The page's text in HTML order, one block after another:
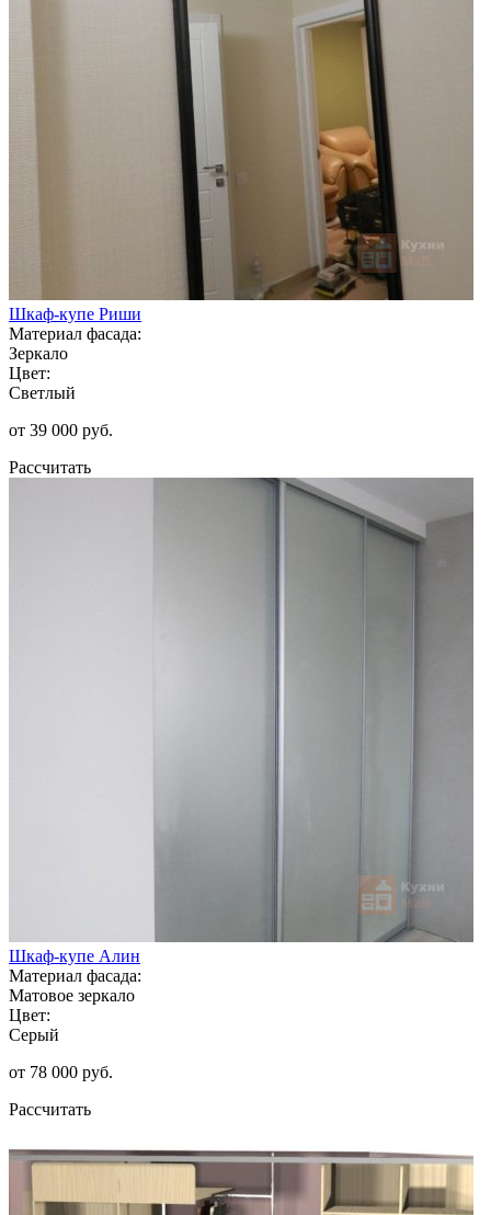
Шкаф-купе Риши
Материал фасада:
Зеркало
Цвет:
Светлый
от 39 000 руб.
Рассчитать
Шкаф-купе Алин
Материал фасада:
Матовое зеркало
Цвет:
Серый
от 78 000 руб.
Рассчитать